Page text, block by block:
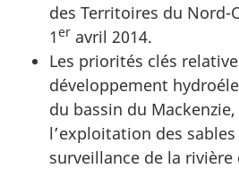
des Territoires du Nord-
1er avril 2014.
Les priorités clés
développement
du bassin du
l’exploitation des
surveillance de la rivière